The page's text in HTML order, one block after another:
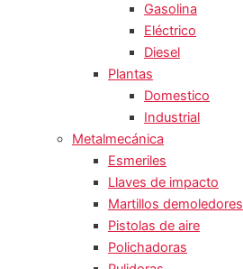
Gasolina
Eléctrico
Diesel
Plantas
Domestico
Industrial
Metalmecánica
Esmeriles
Llaves de impacto
Martillos demoledores
Pistolas de aire
Polichadoras